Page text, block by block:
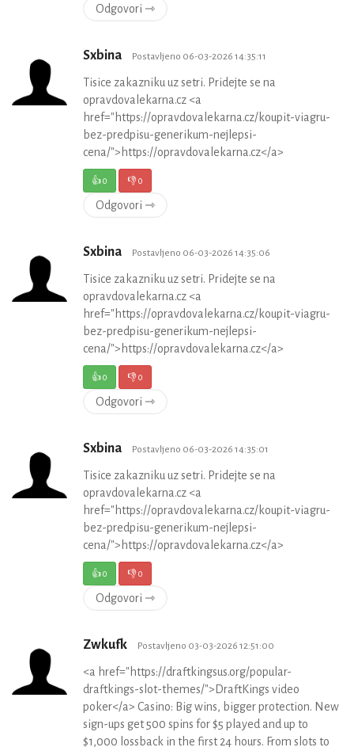
Odgovori ⇾
Sxbina Postavljeno 06-03-2026 14:35:11
Tisice zakazniku uz setri. Pridejte se na
opravdovalekarna.cz <a
href="https://opravdovalekarna.cz/koupit-viagru-
bez-predpisu-generikum-nejlepsi-
cena/">https://opravdovalekarna.cz</a>
👍0 👎0
Odgovori ⇾
Sxbina Postavljeno 06-03-2026 14:35:06
Tisice zakazniku uz setri. Pridejte se na
opravdovalekarna.cz <a
href="https://opravdovalekarna.cz/koupit-viagru-
bez-predpisu-generikum-nejlepsi-
cena/">https://opravdovalekarna.cz</a>
👍0 👎0
Odgovori ⇾
Sxbina Postavljeno 06-03-2026 14:35:01
Tisice zakazniku uz setri. Pridejte se na
opravdovalekarna.cz <a
href="https://opravdovalekarna.cz/koupit-viagru-
bez-predpisu-generikum-nejlepsi-
cena/">https://opravdovalekarna.cz</a>
👍0 👎0
Odgovori ⇾
Zwkufk Postavljeno 03-03-2026 12:51:00
<a href="https://draftkingsus.org/popular-
draftkings-slot-themes/">DraftKings video
poker</a> Casino: Big wins, bigger protection. New
sign-ups get 500 spins for $5 played and up to
$1,000 lossback in the first 24 hours. From slots to